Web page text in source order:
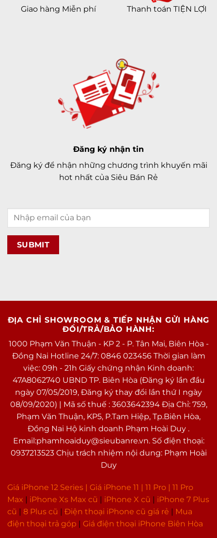
Giao hàng Miễn phí Thanh toán TIỆN LỢI
Đăng ký nhận tin
Đăng ký để nhận những chương trình khuyến mãi
hot nhất của Siêu Bán Rẻ
ĐỊA CHỈ SHOWROOM & TIẾP NHẬN GỬI HÀNG
ĐỔI/TRẢ/BẢO HÀNH:
1000 Phạm Văn Thuận - KP 2 - P. Tân Mai, Biên Hòa -
Đồng Nai Hotline 24/7: 0846 023456 Thời gian làm
việc: 09h - 21h Giấy chứng nhận Kinh doanh:
47A8062740 UBND TP. Biên Hòa (Đăng ký lần đầu
ngày 07/05/2019, Đăng ký thay đổi lần thứ I ngày
08/09/2020) | Mã số thuế : 3603642394 Địa Chỉ: 759,
Phạm Văn Thuận, KP5, P.Tam Hiệp, Tp.Biên Hòa,
Đồng Nai Hộ kinh doanh Phạm Hoài Duy .
Email:phamhoaiduy@sieubanre.vn. Số điện thoại:
0937213523 Chịu trách nhiệm nội dung: Phạm Hoài
Duy
Giá iPhone 12 Series | Giá iPhone 11 | 11 Pro | 11 Pro
Max | iPhone Xs Max cũ | iPhone X cũ | iPhone 7 Plus
cũ | 8 Plus cũ | Điện thoại iPhone cũ giá rẻ | Mua
điện thoại trả góp | Giá điện thoại iPhone Biên Hòa